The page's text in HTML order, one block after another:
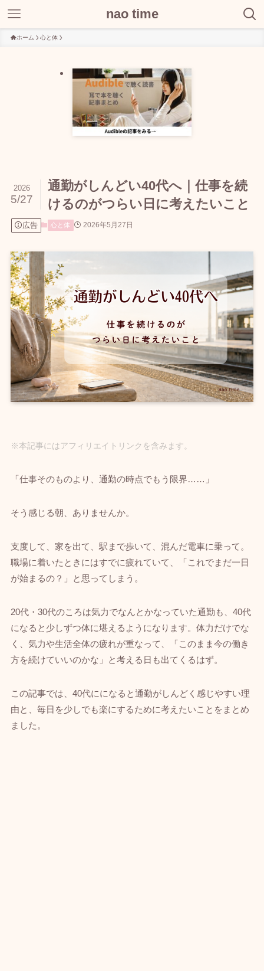
nao time
ホーム 心と体
通勤がしんどい40代へ｜仕事を続
けるのがつらい日に考えたいこと
2026
5/27
広告 心と体 2026年5月27日
※本記事にはアフィリエイトリンクを含みます。
「仕事そのものより、通勤の時点でもう限界……」
そう感じる朝、ありませんか。
支度して、家を出て、駅まで歩いて、混んだ電車に乗って。
職場に着いたときにはすでに疲れていて、「これでまだ一日
が始まるの？」と思ってしまう。
20代・30代のころは気力でなんとかなっていた通勤も、40代
になると少しずつ体に堪えるようになります。体力だけでな
く、気力や生活全体の疲れが重なって、「このまま今の働き
方を続けていいのかな」と考える日も出てくるはず。
この記事では、40代にになると通勤がしんどく感じやすい理
由と、毎日を少しでも楽にするために考えたいことをまとめ
ました。